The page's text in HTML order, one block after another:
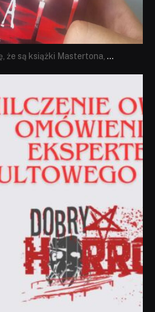
że są książki Mastertona, ...